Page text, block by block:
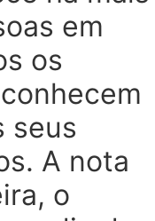
em
os
seus
A nota
o